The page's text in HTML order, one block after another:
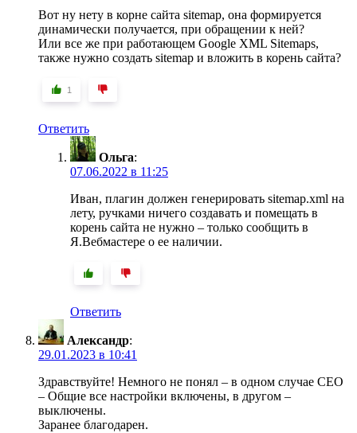
Вот ну нету в корне сайта sitemap, она формируется
динамически получается, при обращении к ней?
Или все же при работающем Google XML Sitemaps,
также нужно создать sitemap и вложить в корень сайта?
1
Ответить
Ольга:
07.06.2022 в 11:25
Иван, плагин должен генерировать sitemap.xml на
лету, ручками ничего создавать и помещать в
корень сайта не нужно – только сообщить в
Я.Вебмастере о ее наличии.
Ответить
Александр:
29.01.2023 в 10:41
Здравствуйте! Немного не понял – в одном случае СЕО
– Общие все настройки включены, в другом –
выключены.
Заранее благодарен.